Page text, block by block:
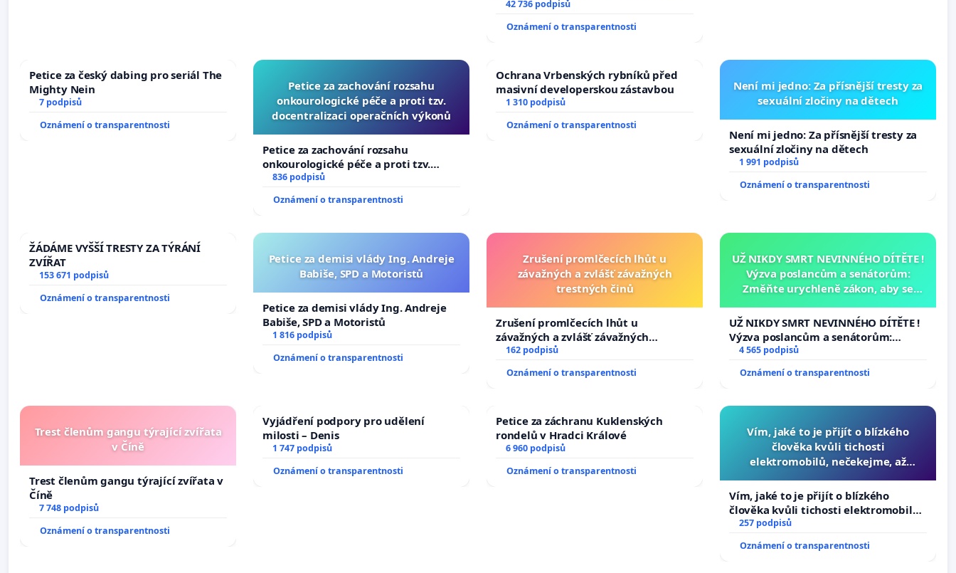
vyhlášení veřejného slyšení podle §
144 jednacího řádu Senátu k návrhu
na přijetí usnesení k podání ústavní
42 736 podpisů
Oznámení o transparentnosti
Petice za český dabing pro seriál The
Mighty Nein
7 podpisů
Oznámení o transparentnosti
Petice za zachování rozsahu
onkourologické péče a proti tzv.
docentralizaci operačních výkonů
Petice za zachování rozsahu
onkourologické péče a proti tzv.
docentralizaci operačních výkonů
836 podpisů
Oznámení o transparentnosti
Ochrana Vrbenských rybníků před
masivní developerskou zástavbou
1 310 podpisů
Oznámení o transparentnosti
Není mi jedno: Za přísnější tresty za
sexuální zločiny na dětech
Není mi jedno: Za přísnější tresty za
sexuální zločiny na dětech
1 991 podpisů
Oznámení o transparentnosti
ŽÁDÁME VYŠŠÍ TRESTY ZA TÝRÁNÍ
ZVÍŘAT
153 671 podpisů
Oznámení o transparentnosti
Petice za demisi vlády Ing. Andreje
Babiše, SPD a Motoristů
Petice za demisi vlády Ing. Andreje
Babiše, SPD a Motoristů
1 816 podpisů
Oznámení o transparentnosti
Zrušení promlčecích lhůt u
závažných a zvlášť závažných
trestných činů
Zrušení promlčecích lhůt u
závažných a zvlášť závažných
trestných činů
162 podpisů
Oznámení o transparentnosti
UŽ NIKDY SMRT NEVINNÉHO DÍTĚTE !
Výzva poslancům a senátorům:
Změňte urychleně zákon, aby se
opakovat!
UŽ NIKDY SMRT NEVINNÉHO DÍTĚTE !
Výzva poslancům a senátorům:
Změňte urychleně zákon, aby se
tragédie malé Viktorky už nemohla
opakovat!
4 565 podpisů
Oznámení o transparentnosti
Trest členům gangu týrající zvířata
v Číně
Trest členům gangu týrající zvířata v
Číně
7 748 podpisů
Oznámení o transparentnosti
Vyjádření podpory pro udělení
milosti – Denis
1 747 podpisů
Oznámení o transparentnosti
Petice za záchranu Kuklenských
rondelů v Hradci Králové
6 960 podpisů
Oznámení o transparentnosti
Vím, jaké to je přijít o blízkého
člověka kvůli tichosti
elektromobilů, nečekejme, až
auta!
Vím, jaké to je přijít o blízkého
člověka kvůli tichosti elektromobilů,
nečekejme, až přibydou další,
zaveďme slyšitelná auta!
257 podpisů
Oznámení o transparentnosti